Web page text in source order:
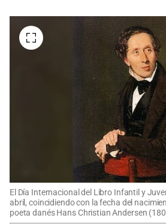
El Día Internacional del Libro Infantil y
abril, coincidiendo con la fecha del
poeta danés Hans Christian Andersen